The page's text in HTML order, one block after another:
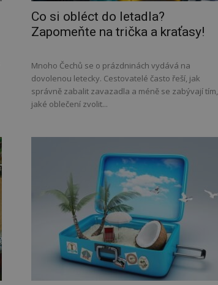
Co si obléct do letadla?
Zapomeňte na trička a kraťasy!
Mnoho Čechů se o prázdninách vydává na
dovolenou letecky. Cestovatelé často řeší, jak
správně zabalit zavazadla a méně se zabývají tím,
jaké oblečení zvolit...